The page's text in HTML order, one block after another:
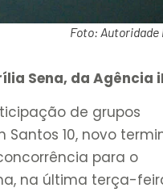
Foto: Autoridade
Sena, da Agência
de grupos
10, novo
para o
na última terça-